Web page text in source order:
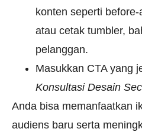
konten seperti
atau cetak tumbler,
pelanggan.
Masukkan CTA yang
Konsultasi Desain
Anda bisa memanfaatkan
audiens baru serta